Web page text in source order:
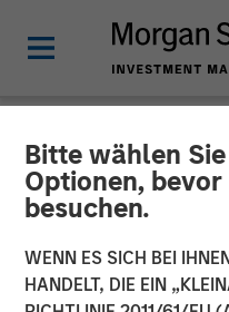
Bitte wählen
Optionen,
besuchen.
WENN ES SICH BEI
HANDELT, DIE EIN
NEWSROOM
Flip AI
the ‘Holy